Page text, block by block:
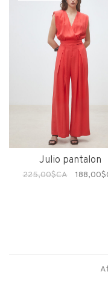
Julio pantalon
225,00$CA